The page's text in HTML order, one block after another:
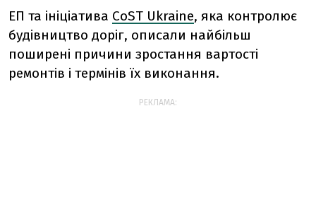
ЕП та ініціатива CoST Ukraine, яка контролює
будівництво доріг, описали найбільш
поширені причини зростання вартості
ремонтів і термінів їх виконання.
РЕКЛАМА: